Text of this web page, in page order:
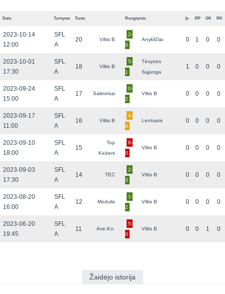
Data Turnyras Turas Rungtynės Įv. RP GK RK
2023-10-14
12:00
SFL
A
20 Viltis B
2-
0
Anykščiai 0 1 0 0
2023-10-01
17:30
SFL
A
18 Viltis B
5-
1
Tėvynės
Sąjunga
1 0 0 0
2023-09-24
15:00
SFL
A
17 Salininkai
0-
2
Viltis B 0 0 0 0
2023-09-17
11:00
SFL
A
16 Viltis B
4-
4
Lentvaris 0 0 0 0
2023-09-10
18:00
SFL
A
15
Top
Kickers
6-
0
Viltis B 0 0 0 0
2023-09-03
17:30
SFL
A
14 TEC
2-
3
Viltis B 0 0 0 0
2023-08-20
16:00
SFL
A
12 Modulis
1-
2
Viltis B 0 0 0 0
2023-06-20
19:45
SFL
A
11 Ave.Ko.
5-
0
Viltis B 0 0 1 0
Žaidėjo istorija